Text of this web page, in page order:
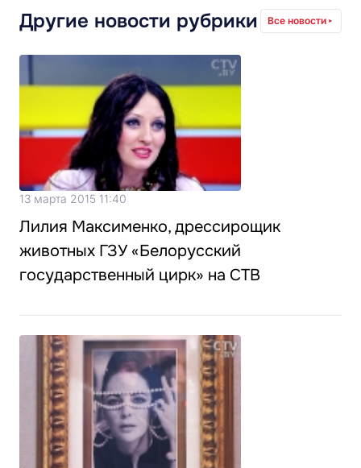
Другие новости рубрики Все новости
13 марта 2015 11:40
Лилия Максименко, дрессирощик
животных ГЗУ «Белорусский
государственный цирк» на СТВ